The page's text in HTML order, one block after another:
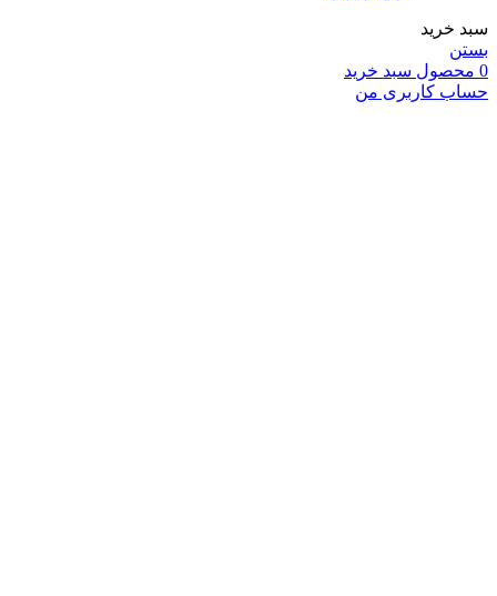
سبد خرید
بستن
0 محصول سبد خرید
حساب کاربری من